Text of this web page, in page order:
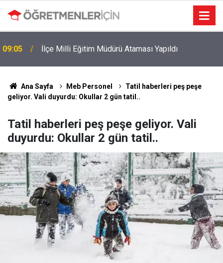
09:05 İlçe Milli Eğitim Müdürü Ataması Yapıldı
Ana Sayfa Meb Personel
Tatil haberleri peş peşe
geliyor. Vali duyurdu: Okullar 2 gün tatil..
Tatil haberleri peş peşe geliyor. Vali
duyurdu: Okullar 2 gün tatil..